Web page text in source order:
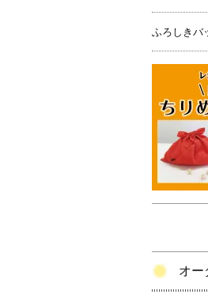
ふろしきバ
オー